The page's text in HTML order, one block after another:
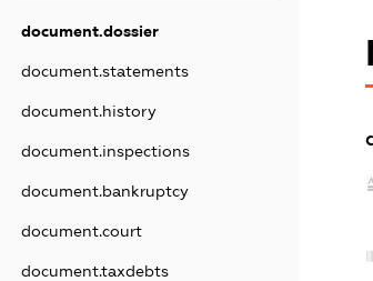
document.dossier
document.statements
document.history
document.inspections
document.bankruptcy
document.court
document.taxdebts